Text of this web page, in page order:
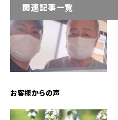
関連記事一覧
お客様からの声